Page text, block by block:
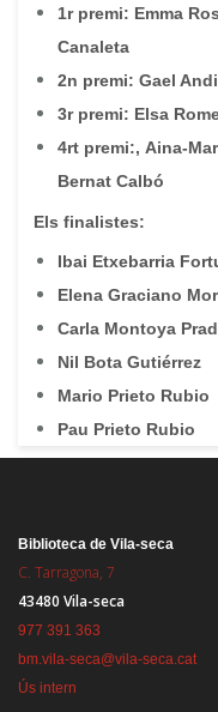
1r premi: Emma
Canaleta
2n premi: Gael
3r premi: Elsa
4rt premi:, Aina-
Bernat Calbó
Els finalistes:
Ibai Etxebarria
Elena Graciano
Carla Montoya
Nil Bota Gutiérrez
Mario Prieto Rubio
Pau Prieto Rubio
Biblioteca de Vila-seca
C. Tarragona, 7
43480 Vila-seca
977 391 363
bm.vila-seca@vila-seca.cat
Ús intern